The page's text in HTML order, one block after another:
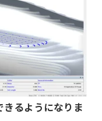
るようになりま